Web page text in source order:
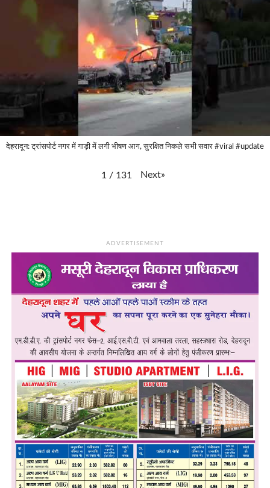
देहरादून: ट्रांसपोर्ट नगर में गाड़ी में लगी भीषण आग, सुरक्षित निकले सभी सवार #viral #update
1 / 131 Next»
ADVERTISEMENT